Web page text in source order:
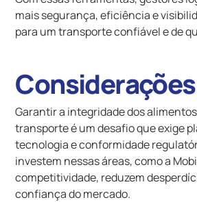
mais segurança, eficiência e
para um transporte confiável e de
Garantir a integridade dos
transporte é um desafio que exige
tecnologia e conformidade
investem nessas áreas, como a
competitividade, reduzem
confiança do mercado.